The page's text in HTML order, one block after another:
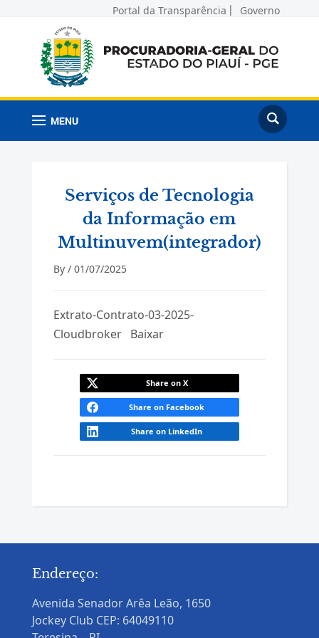
Portal da Transparência Governo
MENU
Serviços de Tecnologia
da Informação em
Multinuvem(integrador)
By / 01/07/2025
Extrato-Contrato-03-2025-
Cloudbroker
Baixar
Share on X
Share on Facebook
Share on LinkedIn
Endereço:
Avenida Senador Arêa Leão, 1650
Jockey Club CEP: 64049110